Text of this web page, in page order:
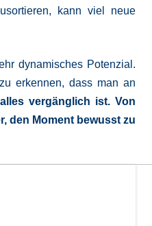
kann viel neue
dynamisches Potenzial.
erkennen, dass man an
alles vergänglich ist. Von
den Moment bewusst zu